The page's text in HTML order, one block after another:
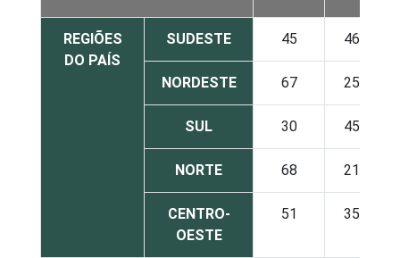
REGIÕES
DO PAÍS
SUDESTE 45 46
NORDESTE 67 25
SUL 30 45
NORTE 68 21
CENTRO-
OESTE
51 35